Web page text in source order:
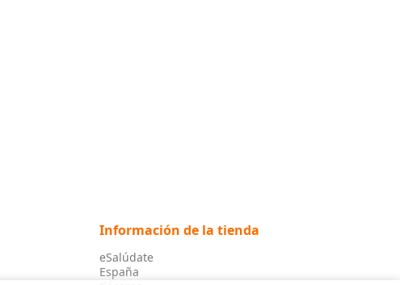
Información de la tienda
eSalúdate
España